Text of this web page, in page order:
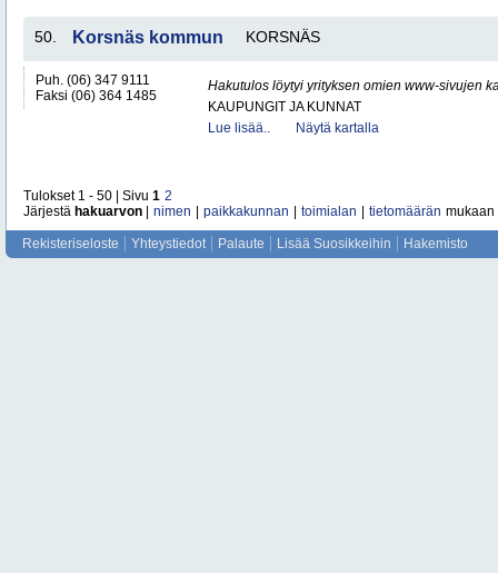
50. Korsnäs kommun KORSNÄS
Puh. (06) 347 9111
Faksi (06) 364 1485
Hakutulos löytyi yrityksen omien www-sivujen
KAUPUNGIT JA KUNNAT
Lue lisää..
Näytä kartalla
Tulokset 1 - 50 | Sivu 1 2
Järjestä hakuarvon nimen paikkakunnan toimialan tietomäärän mukaan
Rekisteriseloste Yhteystiedot Palaute Lisää Suosikkeihin Hakemisto